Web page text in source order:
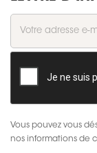
Vous pouvez vous
nos informations de